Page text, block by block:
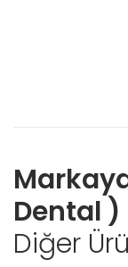
Dental )
Diğer